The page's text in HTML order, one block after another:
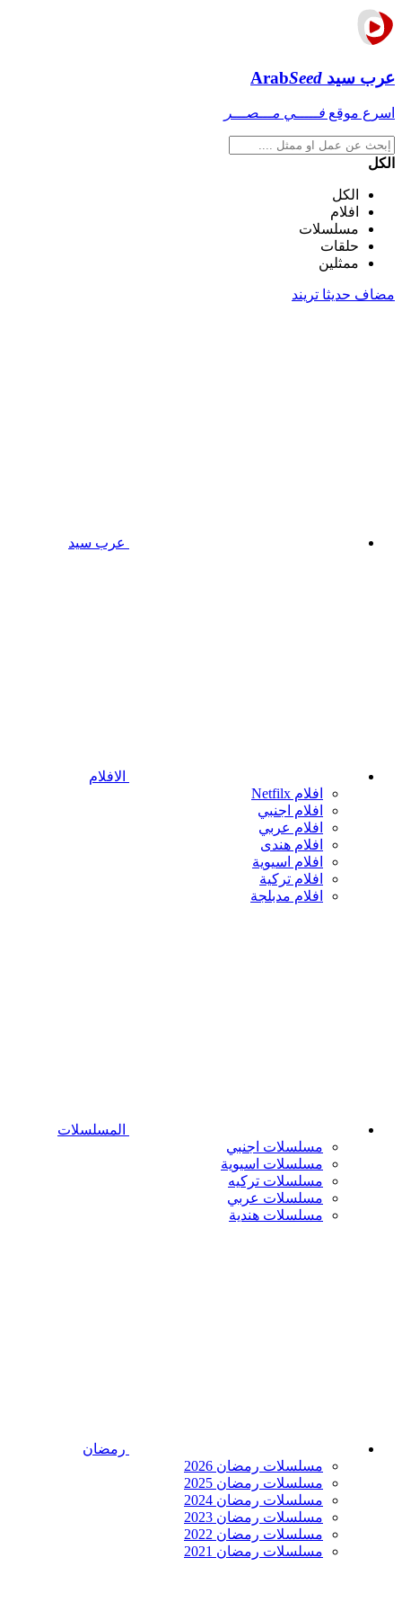
عرب سيد ArabSeed
اسرع موقع فـــــي مـــصـــر
الكل
الكل
افلام
مسلسلات
حلقات
ممثلين
مضاف حديثا تريند
عرب سيد
الافلام
افلام Netfilx
افلام اجنبي
افلام عربي
افلام هندى
افلام اسيوية
افلام تركية
افلام مدبلجة
المسلسلات
مسلسلات اجنبي
مسلسلات اسيوية
مسلسلات تركيه
مسلسلات عربي
مسلسلات هندية
رمضان
مسلسلات رمضان 2026
مسلسلات رمضان 2025
مسلسلات رمضان 2024
مسلسلات رمضان 2023
مسلسلات رمضان 2022
مسلسلات رمضان 2021